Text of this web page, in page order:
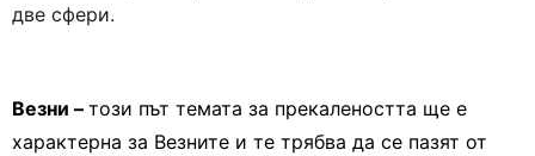
две сфери.
Везни – този път темата за прекалеността ще е
характерна за Везните и те трябва да се пазят от